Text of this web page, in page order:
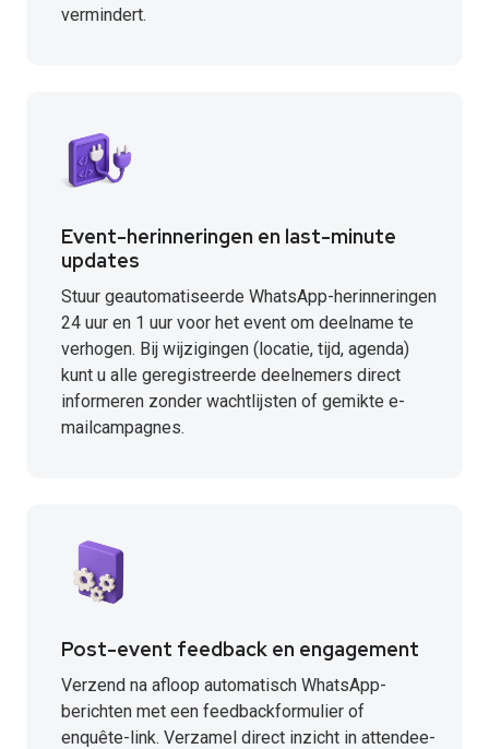
vermindert.
Event-herinneringen en last-minute
updates
Stuur geautomatiseerde WhatsApp-herinneringen
24 uur en 1 uur voor het event om deelname te
verhogen. Bij wijzigingen (locatie, tijd, agenda)
kunt u alle geregistreerde deelnemers direct
informeren zonder wachtlijsten of gemikte e-
mailcampagnes.
Post-event feedback en engagement
Verzend na afloop automatisch WhatsApp-
berichten met een feedbackformulier of
enquête-link. Verzamel direct inzicht in attendee-